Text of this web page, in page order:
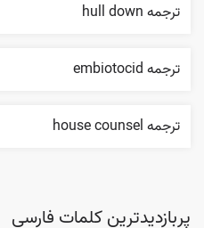
ترجمه hull down
ترجمه embiotocid
ترجمه house counsel
پربازدیدترین کلمات فارسی